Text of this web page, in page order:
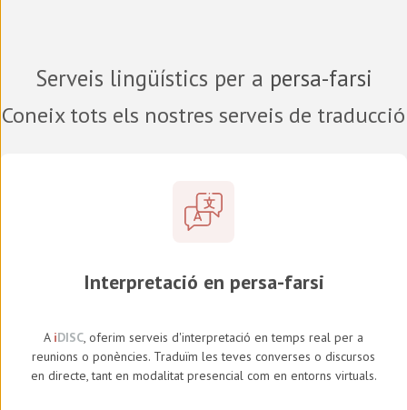
Serveis lingüístics per a persa-farsi
Coneix tots els nostres serveis de traducció
Interpretació en persa-farsi
A iDISC, oferim serveis d'interpretació en temps real per a
reunions o ponències. Traduïm les teves converses o discursos
en directe, tant en modalitat presencial com en entorns virtuals.